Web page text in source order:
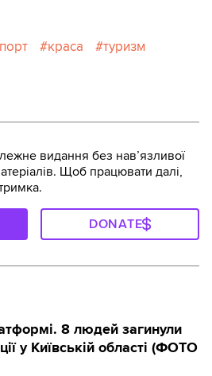
краса
туризм
видання без навʼязливої
Щоб працювати далі,
DONATE
8 людей загинули
у Київській області (ФОТО